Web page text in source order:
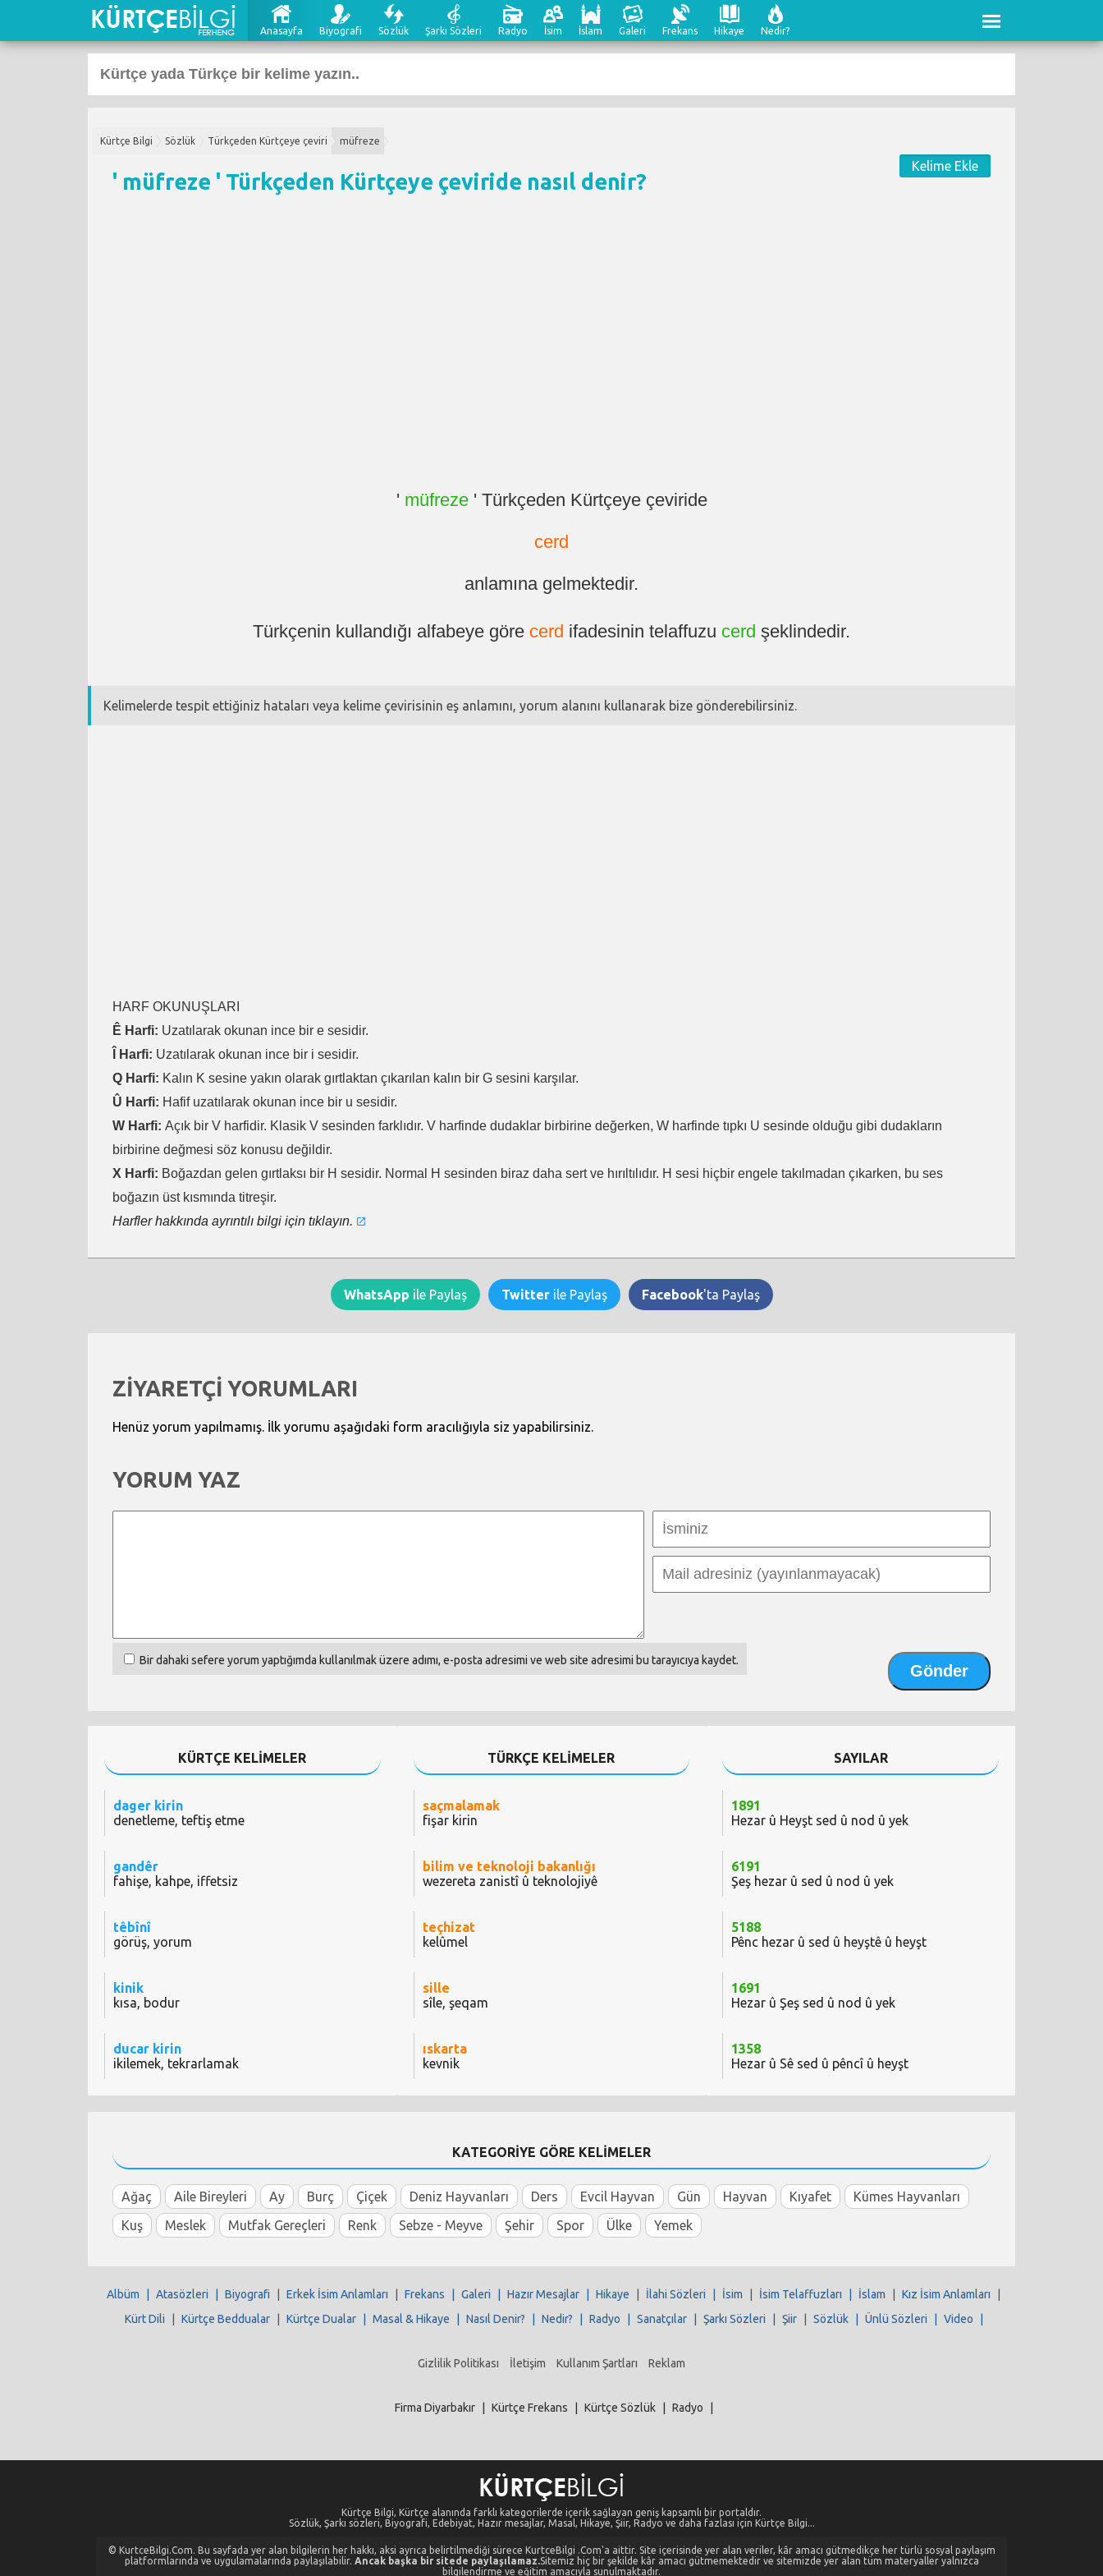
Anasayfa Biyografi Sözlük Şarkı Sözleri Radyo İsim İslam Galeri Frekans Hikaye Nedir?
Kürtçe Bilgi Sözlük Türkçeden Kürtçeye çeviri müfreze
Kelime Ekle
' müfreze ' Türkçeden Kürtçeye çeviride nasıl denir?
' müfreze' Türkçeden Kürtçeye çeviride
cerd
anlamına gelmektedir.
Türkçenin kullandığı alfabeye göre cerd ifadesinin telaffuzu cerd şeklindedir.
Kelimelerde tespit ettiğiniz hataları veya kelime çevirisinin eş anlamını, yorum alanını kullanarak bize gönderebilirsiniz.
HARF OKUNUŞLARI
Ê Harfi: Uzatılarak okunan ince bir e sesidir.
Î Harfi: Uzatılarak okunan ince bir i sesidir.
Q Harfi: Kalın K sesine yakın olarak gırtlaktan çıkarılan kalın bir G sesini karşılar.
Û Harfi: Hafif uzatılarak okunan ince bir u sesidir.
W Harfi: Açık bir V harfidir. Klasik V sesinden farklıdır. V harfinde dudaklar birbirine değerken, W harfinde tıpkı U sesinde olduğu gibi dudakların
birbirine değmesi söz konusu değildir.
X Harfi: Boğazdan gelen gırtlaksı bir H sesidir. Normal H sesinden biraz daha sert ve hırıltılıdır. H sesi hiçbir engele takılmadan çıkarken, bu ses
boğazın üst kısmında titreşir.
Harfler hakkında ayrıntılı bilgi için tıklayın.
WhatsApp ile Paylaş Twitterile Paylaş Facebook'ta Paylaş
ZİYARETÇİ YORUMLARI
Henüz yorum yapılmamış. İlk yorumu aşağıdaki form aracılığıyla siz yapabilirsiniz.
YORUM YAZ
Bir dahaki sefere yorum yaptığımda kullanılmak üzere adımı, e-posta adresimi ve web site adresimi bu tarayıcıya kaydet.
KÜRTÇE KELİMELER
dager kirin
denetleme, teftiş etme
gandêr
fahişe, kahpe, iffetsiz
têbînî
görüş, yorum
kinik
kısa, bodur
ducar kirin
ikilemek, tekrarlamak
TÜRKÇE KELİMELER
saçmalamak
fişar kirin
bilim ve teknoloji bakanlığı
wezereta zanistî û teknolojiyê
teçhizat
kelûmel
sille
sîle, şeqam
ıskarta
kevnik
SAYILAR
1891
Hezar û Heyşt sed û nod û yek
6191
Şeş hezar û sed û nod û yek
5188
Pênc hezar û sed û heyştê û heyşt
1691
Hezar û Şeş sed û nod û yek
1358
Hezar û Sê sed û pêncî û heyşt
KATEGORİYE GÖRE KELİMELER
Ağaç Aile Bireyleri Ay Burç Çiçek Deniz Hayvanları Ders Evcil Hayvan Gün Hayvan Kıyafet
Kümes Hayvanları
Kuş
Meslek Mutfak Gereçleri Renk Sebze - Meyve Şehir Spor Ülke Yemek
Albüm Atasözleri Biyografi Erkek İsim Anlamları Frekans Galeri Hazır Mesajlar Hikaye İlahi Sözleri İsim İsim Telaffuzları İslam Kız İsim Anlamları
Kürt Dili
Kürtçe Beddualar Kürtçe Dualar Masal & Hikaye Nasıl Denir? Nedir? Radyo Sanatçılar Şarkı Sözleri Şiir Sözlük Ünlü Sözleri Video
Gizlilik Politikası İletişim Kullanım Şartları Reklam
Firma Diyarbakır Kürtçe Frekans Kürtçe Sözlük Radyo
Kürtçe Bilgi, Kürtçe alanında farklı kategorilerde içerik sağlayan geniş kapsamlı bir portaldır.
Sözlük, Şarkı sözleri, Biyografi, Edebiyat, Hazır mesajlar, Masal, Hikaye, Şiir, Radyo ve daha fazlası için Kürtçe Bilgi...
© KurtceBilgi.Com. Bu sayfada yer alan bilgilerin her hakkı, aksi ayrıca belirtilmediği sürece KurtceBilgi .Com'a aittir. Site içerisinde yer alan veriler, kâr amacı gütmedikçe her türlü sosyal paylaşım
platformlarında ve uygulamalarında paylaşılabilir. Ancak başka bir sitede paylaşılamaz.Sitemiz hiç bir şekilde kâr amacı gütmemektedir ve sitemizde yer alan tüm materyaller yalnızca
bilgilendirme ve eğitim amacıyla sunulmaktadır.